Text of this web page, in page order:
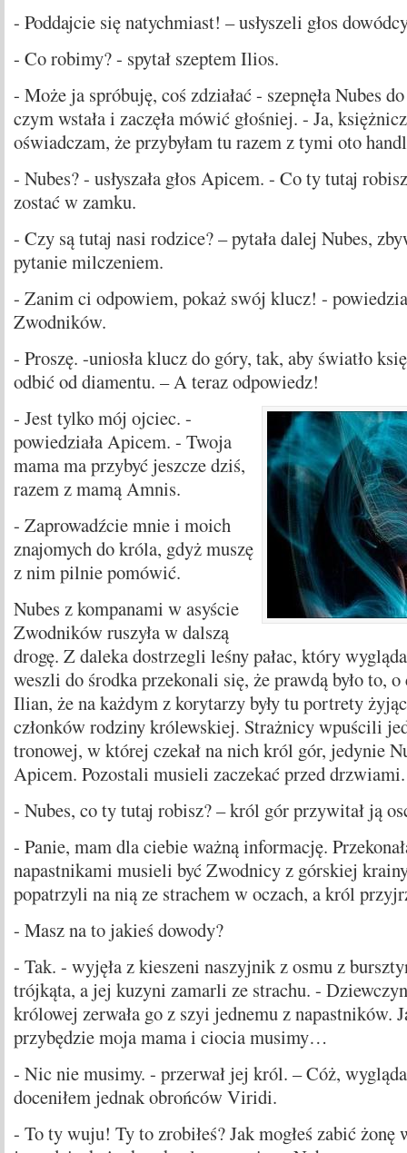
- Poddajcie się natychmiast! – usłyszeli głos
- Co robimy? - spytał szeptem Ilios.
- Może ja spróbuję, coś zdziałać - szepnęła Nubes
czym wstała i zaczęła mówić głośniej. - Ja,
oświadczam, że przybyłam tu razem z tymi oto
- Nubes? - usłyszała głos Apicem. - Co ty tutaj
zostać w zamku.
- Czy są tutaj nasi rodzice? – pytała dalej Nubes,
pytanie milczeniem.
- Zanim ci odpowiem, pokaż swój klucz! -
Zwodników.
- Proszę. -uniosła klucz do góry, tak, aby światło
odbić od diamentu. – A teraz odpowiedz!
- Jest tylko mój ojciec. -
powiedziała Apicem. - Twoja
mama ma przybyć jeszcze dziś,
razem z mamą Amnis.
- Zaprowadźcie mnie i moich
znajomych do króla, gdyż muszę
z nim pilnie pomówić.
Nubes z kompanami w asyście
Zwodników ruszyła w dalszą
drogę. Z daleka dostrzegli leśny pałac, który
weszli do środka przekonali się, że prawdą było to,
Ilian, że na każdym z korytarzy były tu portrety
członków rodziny królewskiej. Strażnicy wpuścili
tronowej, w której czekał na nich król gór, jedynie
Apicem. Pozostali musieli zaczekać przed drzwiami.
- Nubes, co ty tutaj robisz? – król gór przywitał ją
- Panie, mam dla ciebie ważną informację.
napastnikami musieli być Zwodnicy z górskiej
popatrzyli na nią ze strachem w oczach, a król
- Masz na to jakieś dowody?
- Tak. - wyjęła z kieszeni naszyjnik z osmu z
trójkąta, a jej kuzyni zamarli ze strachu. -
królowej zerwała go z szyi jednemu z napastników.
przybędzie moja mama i ciocia musimy…
- Nic nie musimy. - przerwał jej król. – Cóż,
doceniłem jednak obrońców Viridi.
- To ty wuju! Ty to zrobiłeś? Jak mogłeś zabić żonę